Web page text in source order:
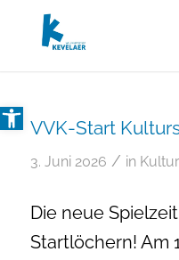
Open toolbar
VVK-Start
3. Juni 2026 / in Kultur
Die neue
Startlöchern! Am